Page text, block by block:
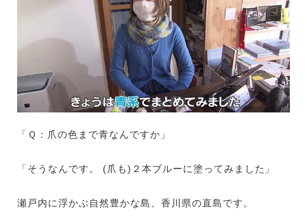
「Ｑ：爪の色まで青なんですか」
「そうなんです。 (爪も)２本ブルーに塗ってみました」
瀬戸内に浮かぶ自然豊かな島、香川県の直島です。